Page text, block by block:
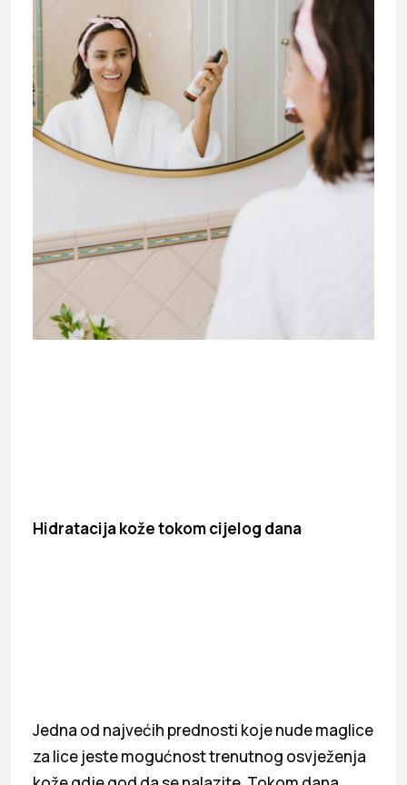
Hidratacija kože tokom cijelog dana
Jedna od najvećih prednosti koje nude maglice
za lice jeste mogućnost trenutnog osvježenja